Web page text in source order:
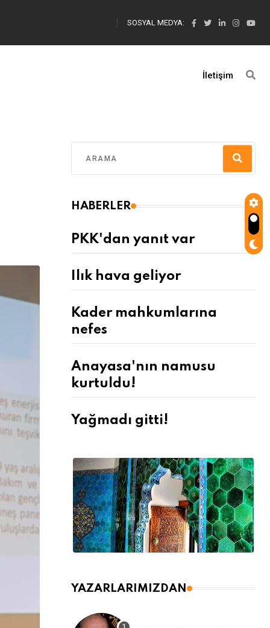
SOSYAL MEDYA:
İletişim
HABERLER
PKK'dan yanıt var
Ilık hava geliyor
Kader mahkumlarına
nefes
Anayasa'nın namusu
kurtuldu!
Yağmadı gitti!
YAZARLARIMIZDAN